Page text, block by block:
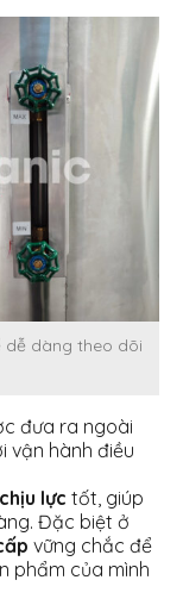
dễ dàng theo dõi
đưa ra ngoài
vận hành điều
lực tốt, giúp
Đặc biệt ở
vững chắc để
phẩm của mình